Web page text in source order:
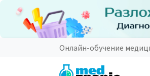
Онлайн-обучение